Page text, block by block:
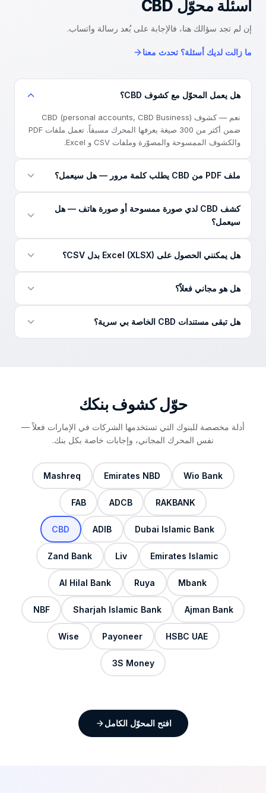
أسئلة محوّل CBD
إن لم تجد سؤالك هنا، فالإجابة على بُعد رسالة واتساب.
ما زالت لديك أسئلة؟ تحدث معنا
هل يعمل المحوّل مع كشوف CBD؟
نعم — كشوف CBD (personal accounts, CBD Business)
ضمن أكثر من 300 صيغة يعرفها المحرك مسبقاً. تعمل ملفات PDF
والكشوف الممسوحة والمصوّرة وملفات CSV و Excel.
ملف PDF من CBD يطلب كلمة مرور — هل سيعمل؟
حددها البنك عند الرفع — يفتح المحوّل الملف لهذا التحويل فقط ولا
يخزّنها.
كشف CBD لدي صورة ممسوحة أو صورة هاتف — هل
سيعمل؟
وصور الهاتف، ثم يجري نفس فحوص الدقة صفاً بصف كما مع أي
هل يمكنني الحصول على Excel (XLSX) بدل CSV؟
هل هو مجاني فعلاً؟
أدخل بريدك الإلكتروني، ويصل ملف CSV النظيف إلى بريدك خلال
هل تبقى مستندات CBD الخاصة بي سرية؟
حوّل كشوف بنكك
أدلة مخصصة للبنوك التي تستخدمها الشركات في الإمارات فعلاً —
نفس المحرك المجاني، وإجابات خاصة بكل بنك.
Wio Bank
Emirates NBD
Mashreq
RAKBANK
ADCB
FAB
Dubai Islamic Bank
ADIB
CBD
Emirates Islamic
Liv
Zand Bank
Mbank
Ruya
Al Hilal Bank
Ajman Bank
Sharjah Islamic Bank
NBF
HSBC UAE
Payoneer
Wise
3S Money
افتح المحوّل الكامل